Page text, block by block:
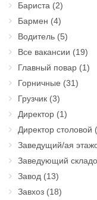
Бариста (2)
Бармен (4)
Водитель (5)
Все вакансии (19)
Главный повар (1)
Горничные (31)
Грузчик (3)
Директор (1)
Директор столовой
Заведущий/ая
Заведующий
Завод (13)
Завхоз (18)